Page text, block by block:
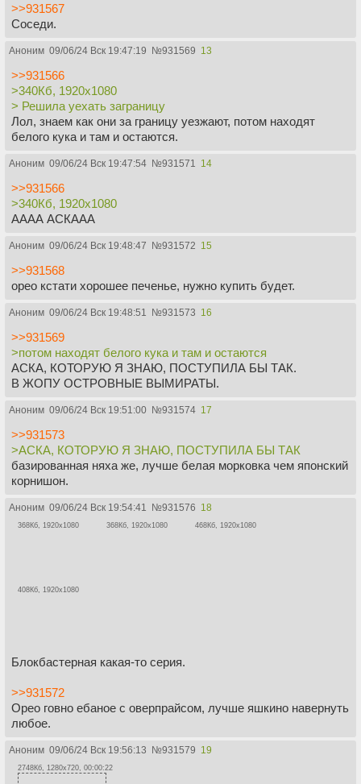
>>931567
Соседи.
Аноним 09/06/24 Вск 19:47:19 №931569 13
>>931566
>340Кб, 1920x1080
> Решила уехать заграницу
Лол, знаем как они за границу уезжают, потом находят
белого кука и там и остаются.
Аноним 09/06/24 Вск 19:47:54 №931571 14
>>931566
>340Кб, 1920x1080
АААА АСКААА
Аноним 09/06/24 Вск 19:48:47 №931572 15
>>931568
орео кстати хорошее печенье, нужно купить будет.
Аноним 09/06/24 Вск 19:48:51 №931573 16
>>931569
>потом находят белого кука и там и остаются
АСКА, КОТОРУЮ Я ЗНАЮ, ПОСТУПИЛА БЫ ТАК.
В ЖОПУ ОСТРОВНЫЕ ВЫМИРАТЫ.
Аноним 09/06/24 Вск 19:51:00 №931574 17
>>931573
>АСКА, КОТОРУЮ Я ЗНАЮ, ПОСТУПИЛА БЫ ТАК
базированная няха же, лучше белая морковка чем японский
корнишон.
Аноним 09/06/24 Вск 19:54:41 №931576 18
368Кб, 1920x1080 368Кб, 1920x1080 468Кб, 1920x1080
408Кб, 1920x1080
Блокбастерная какая-то серия.
>>931572
Орео говно ебаное с оверпрайсом, лучше яшкино навернуть
любое.
Аноним 09/06/24 Вск 19:56:13 №931579 19
2748Кб, 1280x720, 00:00:22